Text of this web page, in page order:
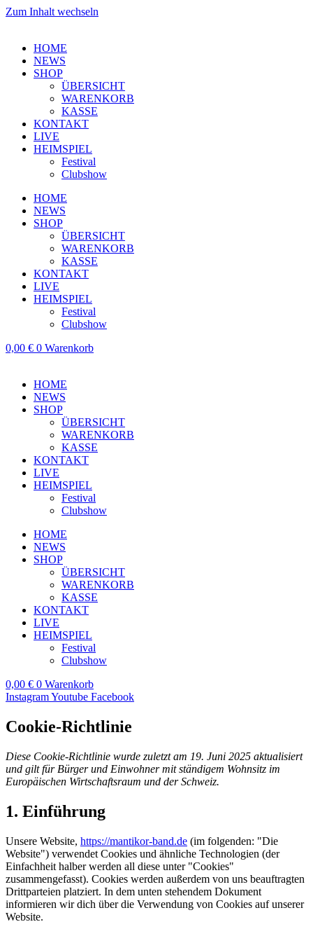
Zum Inhalt wechseln
HOME
NEWS
SHOP
ÜBERSICHT
WARENKORB
KASSE
KONTAKT
LIVE
HEIMSPIEL
Festival
Clubshow
HOME
NEWS
SHOP
ÜBERSICHT
WARENKORB
KASSE
KONTAKT
LIVE
HEIMSPIEL
Festival
Clubshow
0,00 € 0 Warenkorb
HOME
NEWS
SHOP
ÜBERSICHT
WARENKORB
KASSE
KONTAKT
LIVE
HEIMSPIEL
Festival
Clubshow
HOME
NEWS
SHOP
ÜBERSICHT
WARENKORB
KASSE
KONTAKT
LIVE
HEIMSPIEL
Festival
Clubshow
0,00 € 0 Warenkorb
InstagramYoutube Facebook
Cookie-Richtlinie
Diese Cookie-Richtlinie wurde zuletzt am 19. Juni 2025 aktualisiert
und gilt für Bürger und Einwohner mit ständigem Wohnsitz im
Europäischen Wirtschaftsraum und der Schweiz.
1. Einführung
Unsere Website, https://mantikor-band.de (im folgenden: "Die
Website") verwendet Cookies und ähnliche Technologien (der
Einfachheit halber werden all diese unter "Cookies"
zusammengefasst). Cookies werden außerdem von uns beauftragten
Drittparteien platziert. In dem unten stehendem Dokument
informieren wir dich über die Verwendung von Cookies auf unserer
Website.